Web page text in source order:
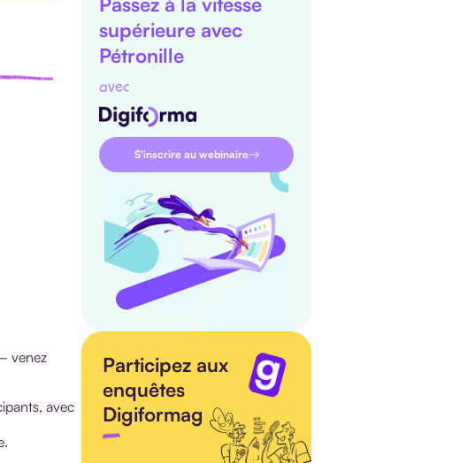
venez
avec
supérieure avec
Pétronille
avec
S'inscrire au webinaire
Participez aux
enquêtes
Digiformag